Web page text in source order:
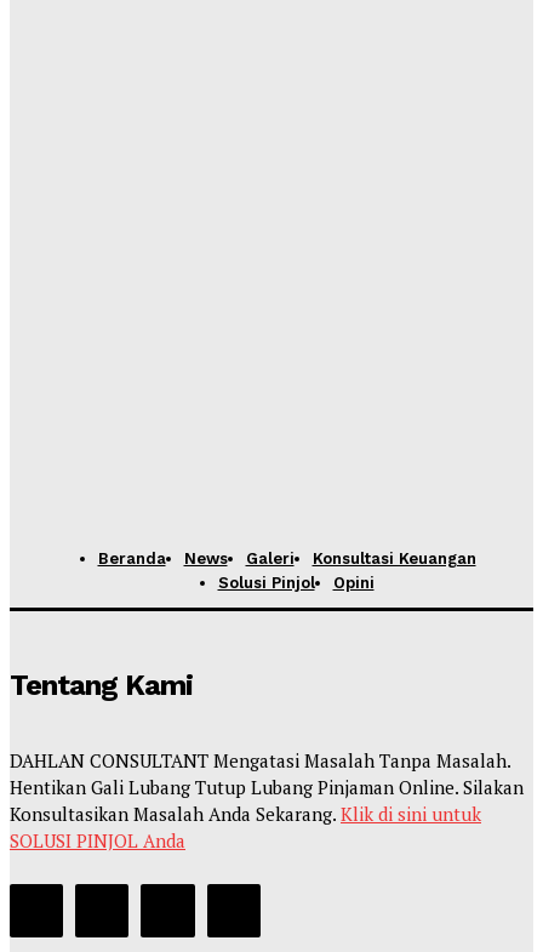
Beranda News Galeri
Konsultasi Keuangan
Solusi Pinjol
Opini
Tentang Kami
DAHLAN CONSULTANT Mengatasi Masalah Tanpa Masalah.
Hentikan Gali Lubang Tutup Lubang Pinjaman Online. Silakan
Konsultasikan Masalah Anda Sekarang. Klik di sini untuk
SOLUSI PINJOL Anda